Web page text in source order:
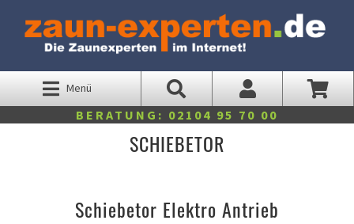
Menü
BERATUNG: 02104 95 70 00
SCHIEBETOR
Schiebetor Elektro Antrieb